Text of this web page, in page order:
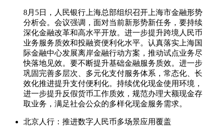
8月5日，人民银行上海总部组织召开上海市金融形势
分析会。会议强调，面对当前新形势新任务，要持续
深化金融改革和高水平开放。进一步提升跨境人民币
业务服务质效和投融资便利化水平。认真落实上海国
际金融中心发展离岸金融行动方案，推动试点业务尽
快落地见效。要不断提升基础金融服务质效。进一步
巩固完善多层次、多元化支付服务体系，常态化、长
效化推进提升支付便利化。持续优化现金使用环境，
进一步提升反假货币工作质效，规范办理大额现金存
取业务，满足社会公众的多样化现金服务需求。
北京人行：推进数字人民币多场景应用覆盖